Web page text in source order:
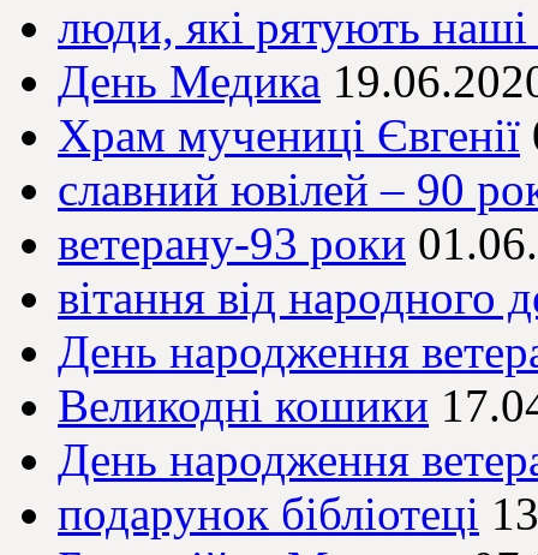
люди, які рятують
День Медика
Храм мучениці Євгенії
славний ювілей – 90
ветерану-93 роки
вітання від народного
День народження
Великодні кошики
День народження
подарунок бібліотеці